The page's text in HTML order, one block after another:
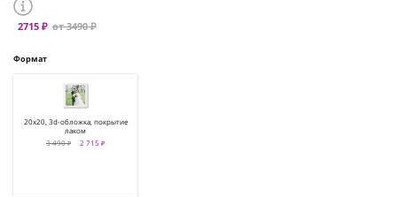
2715 ₽ от 3490 ₽
Формат
20x20, 3d-обложка, покрытие
лаком
3 490 ₽
2 715 ₽